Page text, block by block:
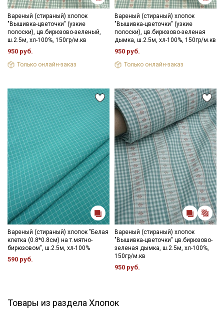
- противопоказано употребление отбеливателей;
- сушить в расправленном, подвешенном состоянии (не
пересушивать).
Цветопередача может отличаться от оригинального цвета
ткани в зависимости от настроек вашего монитора и в
зависимости от партии тон ткани может отличаться.
Вареный (стираный) хлопок
"Вышивка-цветочки" (узкие
полоски), цв.бирюзово-зеленый,
ш.2.5м, хл-100%, 150гр/м.кв
950 руб.
Только онлайн-заказ
Вареный (стираный) хлопок
"Вышивка-цветочки" (узкие
полоски), цв.бирюзово-зеленая
дымка, ш.2.5м, хл-100%, 150гр/м.кв
950 руб.
Только онлайн-заказ
Вареный (стираный) хлопок "Белая
клетка (0.8*0.8см) на т.мятно-
бирюзовом", ш.2.5м, хл-100%
590 руб.
Вареный (стираный) хлопок
"Вышивка-цветочки" цв.бирюзово-
зеленая дымка, ш.2.5м, хл-100%,
150гр/м.кв
950 руб.
Товары из раздела Хлопок